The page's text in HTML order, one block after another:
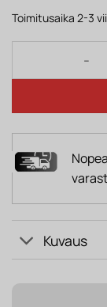
169 €.
Toimitusaika 2-3
Kattovalaisin
Kuvaus